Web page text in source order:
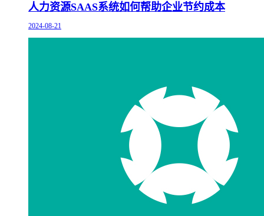
人力资源SAAS系统如何帮助企业节约成本
2024-08-21